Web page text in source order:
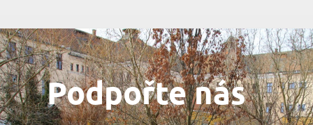
Podpořte nás